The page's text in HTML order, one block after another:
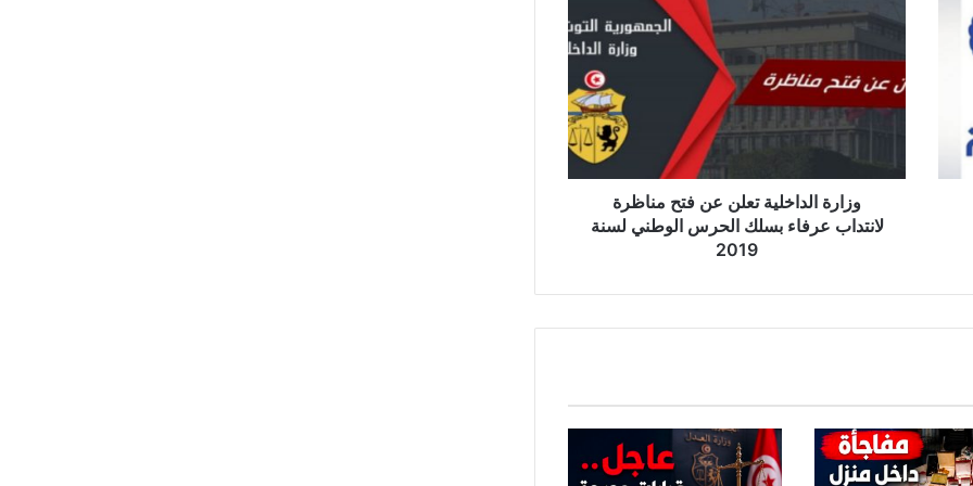
ر
ة
ا
ا
ت
ن
ف
ت
ح
وزارة الداخلية تعلن عن فتح مناظرة
لانتداب عرفاء بسلك الحرس الوطني لسنة
2019